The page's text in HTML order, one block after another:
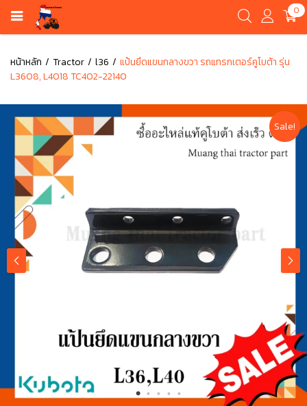
0
หน้าหลัก Tractor l36
แป้นยึดแขนกลางขวา รถแทรกเตอร์คูโบต้า รุ่น
L3608, L4018 TC402-22140
Sale!